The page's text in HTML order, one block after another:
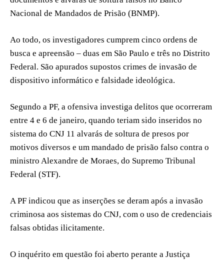
Nacional de Mandados de Prisão (BNMP).
Ao todo, os investigadores cumprem cinco ordens de
busca e apreensão – duas em São Paulo e três no Distrito
Federal. São apurados supostos crimes de invasão de
dispositivo informático e falsidade ideológica.
Segundo a PF, a ofensiva investiga delitos que ocorreram
entre 4 e 6 de janeiro, quando teriam sido inseridos no
sistema do CNJ 11 alvarás de soltura de presos por
motivos diversos e um mandado de prisão falso contra o
ministro Alexandre de Moraes, do Supremo Tribunal
Federal (STF).
A PF indicou que as inserções se deram após a invasão
criminosa aos sistemas do CNJ, com o uso de credenciais
falsas obtidas ilicitamente.
O inquérito em questão foi aberto perante a Justiça